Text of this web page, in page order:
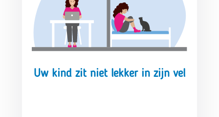
Uw kind zit niet lekker in zijn vel